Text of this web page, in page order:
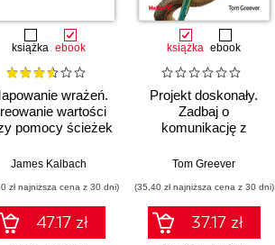
książka ebook
wrażeń.
wartości
pomocy ścieżek
usług i diagramów.
James Kalbach
zł najniższa cena z 30 dni)
47.17 zł
książka ebook
Projekt doskonały.
Zadbaj o
komunikację z
poziom UX i zdrowy
Tom Greever
(35,40 zł najniższa cena z 30 dni)
37.17 zł